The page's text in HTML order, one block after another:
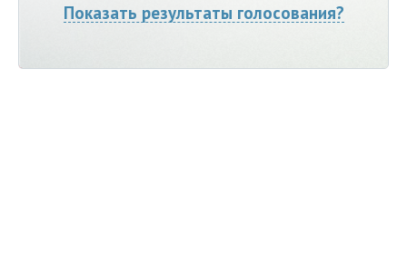
Показать результаты голосования?